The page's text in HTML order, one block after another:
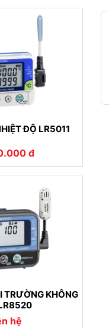
ĐỘ LR5011
đ
TRƯỜNG KHÔNG
hệ